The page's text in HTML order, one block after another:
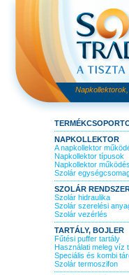
NAPKOLLEKTOR
A napkollektor
Napkollektor típusok
Napkollektor
Szolár
SZOLÁR
Szolár hidraulika
Szolár szerelési
Szolár vezérlés
TARTÁLY, BOJLER
Fűtési puffer tartály
Használati meleg víz
Speciális és kombi
Szolár termoszifon